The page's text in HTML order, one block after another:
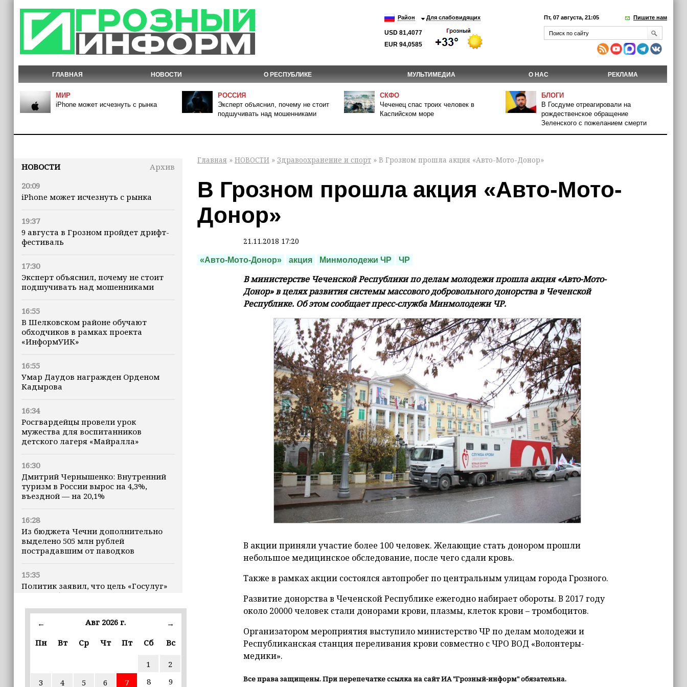
Район Для слабовидящих
USD 81,4077
EUR 94,0585
Пт, 07 августа, 21:05 Пишите нам
ГЛАВНАЯ НОВОСТИ О РЕСПУБЛИКЕ МУЛЬТИМЕДИА О НАС РЕКЛАМА
МИР
iPhone может исчезнуть с рынка
РОССИЯ
Эксперт объяснил, почему не стоит
подшучивать над мошенниками
СКФО
Чеченец спас троих человек в
Каспийском море
БЛОГИ
В Госдуме отреагировали на
рождественское обращение
Зеленского с пожеланием смерти
НОВОСТИ
Архив
20:09
iPhone может исчезнуть с рынка
19:37
9 августа в Грозном пройдет дрифт-
фестиваль
17:30
Эксперт объяснил, почему не стоит
подшучивать над мошенниками
16:55
В Шелковском районе обучают
обходчиков в рамках проекта
«ИнформУИК»
16:55
Умар Даудов награжден Орденом
Кадырова
16:34
Росгвардейцы провели урок
мужества для воспитанников
детского лагеря «Майралла»
16:30
Дмитрий Чернышенко: Внутренний
туризм в России вырос на 4,3%,
въездной — на 20,1%
16:28
Из бюджета Чечни дополнительно
выделено 505 млн рублей
пострадавшим от паводков
15:35
Политик заявил, что цель «Госулуг»
— стать большой
Избирательные участки Шатоя
готовы к приёму голосов
15:02
← Авг 2026 г.
→
Пн
Вт Ср Чт Пт Сб Вс
1
2
3
4 5 6 7 8
9
Главная » НОВОСТИ » Здравоохранение и спорт » В Грозном прошла акция «Авто-Мото-Донор»
В Грозном прошла акция «Авто-Мото-
Донор»
21.11.2018 17:20
«Авто-Мото-Донор» акция Минмолодежи ЧР ЧР
В министерстве Чеченской Республики по делам молодежи прошла акция «Авто-Мото-
Донор» в целях развития системы массового добровольного донорства в Чеченской
Республике. Об этом сообщает пресс-служба Минмолодежи ЧР.
В акции приняли участие более 100 человек. Желающие стать донором прошли
небольшое медицинское обследование, после чего сдали кровь.
Также в рамках акции состоялся автопробег по центральным улицам города Грозного.
Развитие донорства в Чеченской Республике ежегодно набирает обороты. В 2017 году
около 20000 человек стали донорами крови, плазмы, клеток крови – тромбоцитов.
Организатором мероприятия выступило министерство ЧР по делам молодежи и
Республиканская станция переливания крови совместно с ЧРО ВОД «Волонтеры-
медики».
Все права защищены. При перепечатке ссылка на сайт ИА "Грозный-информ" обязательна.